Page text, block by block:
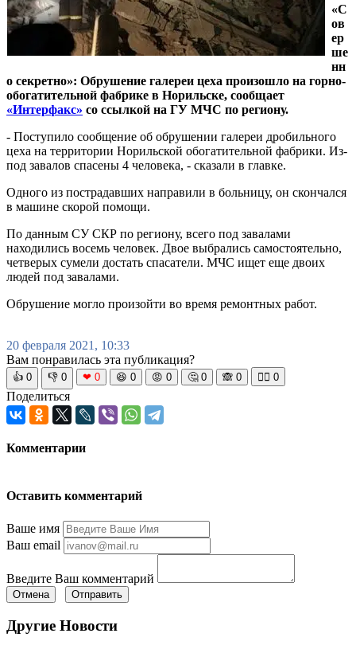
«С
ов
ер
ше
нн
о секретно»: Обрушение галереи цеха произошло на горно-
обогатительной фабрике в Норильске, сообщает
«Интерфакс» со ссылкой на ГУ МЧС по региону.
- Поступило сообщение об обрушении галереи дробильного
цеха на территории Норильской обогатительной фабрики. Из-
под завалов спасены 4 человека, - сказали в главке.
Одного из пострадавших направили в больницу, он скончался
в машине скорой помощи.
По данным СУ СКР по региону, всего под завалами
находились восемь человек. Двое выбрались самостоятельно,
четверых сумели достать спасатели. МЧС ищет еще двоих
людей под завалами.
Обрушение могло произойти во время ремонтных работ.
20 февраля 2021, 10:33
Вам понравилась эта публикация?
👍 0 👎 0 ❤ 0 😆 0 😡 0 🤔 0 🙈 0 🧘‍♀️ 0
Поделиться
Комментарии
Оставить комментарий
Ваше имя
Ваш email
Введите Ваш комментарий
Отмена Отправить
Другие Новости